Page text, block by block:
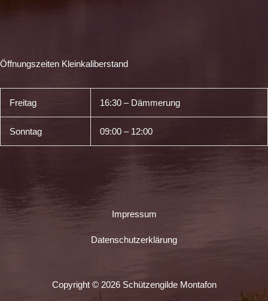
Öffnungszeiten Kleinkaliberstand
Freitag 16:30 – Dämmerung
Sonntag 09:00 – 12:00
Impressum
Datenschutzerklärung
Copyright © 2026 Schützengilde Montafon